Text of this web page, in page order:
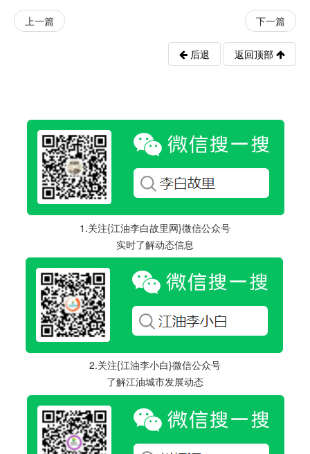
上一篇 下一篇
后退 返回顶部
1.关注{江油李白故里网}微信公众号
实时了解动态信息
2.关注{江油李小白}微信公众号
了解江油城市发展动态